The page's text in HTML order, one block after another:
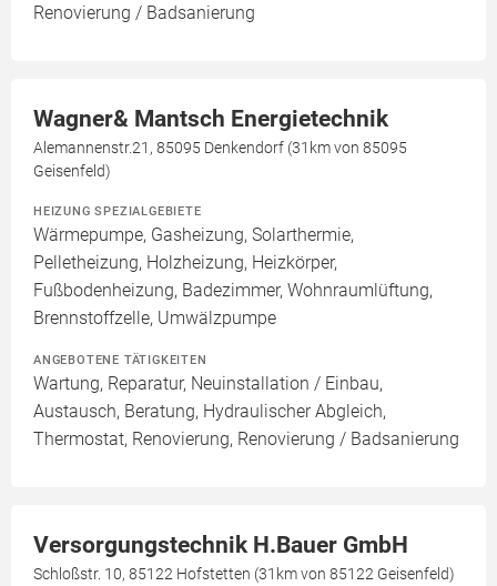
Renovierung / Badsanierung
Wagner& Mantsch Energietechnik
Alemannenstr.21, 85095 Denkendorf (31km von 85095
Geisenfeld)
HEIZUNG SPEZIALGEBIETE
Wärmepumpe, Gasheizung, Solarthermie,
Pelletheizung, Holzheizung, Heizkörper,
Fußbodenheizung, Badezimmer, Wohnraumlüftung,
Brennstoffzelle, Umwälzpumpe
ANGEBOTENE TÄTIGKEITEN
Wartung, Reparatur, Neuinstallation / Einbau,
Austausch, Beratung, Hydraulischer Abgleich,
Thermostat, Renovierung, Renovierung / Badsanierung
Versorgungstechnik H.Bauer GmbH
Schloßstr. 10, 85122 Hofstetten (31km von 85122 Geisenfeld)